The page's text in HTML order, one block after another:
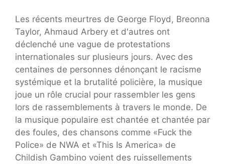
Les récents meurtres de George Floyd, Breonna
Taylor, Ahmaud Arbery et d'autres ont
déclenché une vague de protestations
internationales sur plusieurs jours. Avec des
centaines de personnes dénonçant le racisme
systémique et la brutalité policière, la musique
joue un rôle crucial pour rassembler les gens
lors de rassemblements à travers le monde. De
la musique populaire est chantée et chantée par
des foules, des chansons comme «Fuck the
Police» de NWA et «This Is America» de
Childish Gambino voient des ruissellements